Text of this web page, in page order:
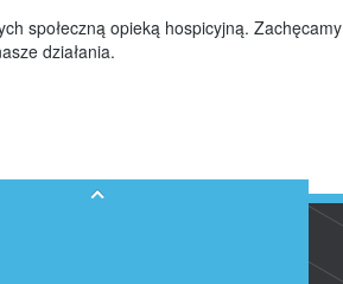
społeczną opieką hospicyjną. Zachęcamy
działania.